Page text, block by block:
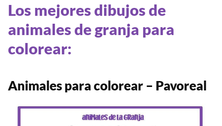
Los mejores dibujos de
animales de granja para
colorear:
Animales para colorear – Pavoreal